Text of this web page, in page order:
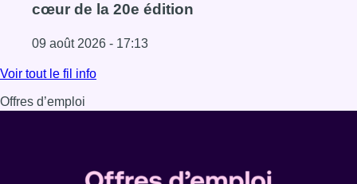
cœur de la 20e édition
09 août 2026 - 17:13
Lire l'article Festival Classissimo: la transmission au
Voir tout le fil info
Offres d’emploi